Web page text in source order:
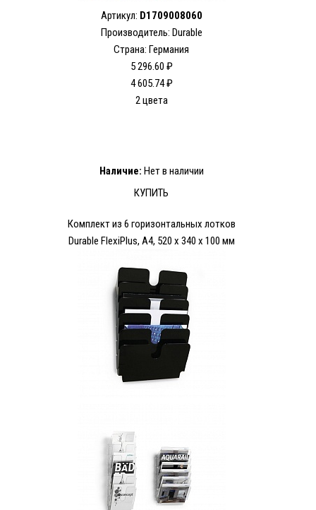
Артикул: D1709008060
Производитель: Durable
Страна: Германия
5 296.60 ₽
4 605.74 ₽
2 цвета
Наличие: Нет в наличии
КУПИТЬ
Комплект из 6 горизонтальных лотков
Durable FlexiPlus, A4, 520 x 340 x 100 мм